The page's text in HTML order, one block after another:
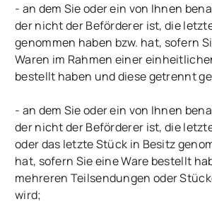
- an dem Sie oder ein von Ihnen
der nicht der Beförderer ist, die
genommen haben bzw. hat, sofern
Waren im Rahmen einer
bestellt haben und diese getrennt
- an dem Sie oder ein von Ihnen
der nicht der Beförderer ist, die
oder das letzte Stück in Besitz
hat, sofern Sie eine Ware bestellt
mehreren Teilsendungen oder
wird;